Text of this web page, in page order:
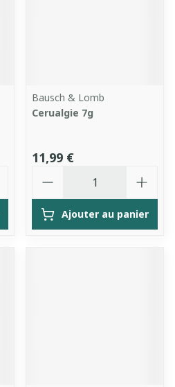
Bausch & Lomb
Cerualgie 7g
11,99 €
Ajouter au panier